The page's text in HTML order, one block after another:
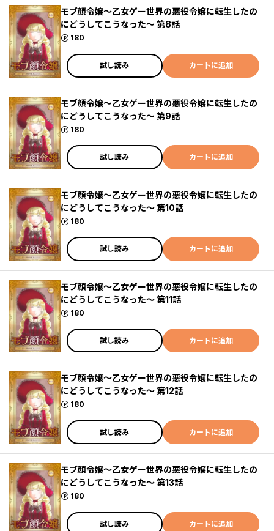
モブ顔令嬢～乙女ゲー世界の悪役令嬢に転生したの
にどうしてこうなった～ 第8話
180
ポイント
試し読み カートに追加
モブ顔令嬢～乙女ゲー世界の悪役令嬢に転生したの
にどうしてこうなった～ 第9話
180
ポイント
試し読み カートに追加
モブ顔令嬢～乙女ゲー世界の悪役令嬢に転生したの
にどうしてこうなった～ 第10話
180
ポイント
試し読み カートに追加
モブ顔令嬢～乙女ゲー世界の悪役令嬢に転生したの
にどうしてこうなった～ 第11話
180
ポイント
試し読み カートに追加
モブ顔令嬢～乙女ゲー世界の悪役令嬢に転生したの
にどうしてこうなった～ 第12話
180
ポイント
試し読み カートに追加
モブ顔令嬢～乙女ゲー世界の悪役令嬢に転生したの
にどうしてこうなった～ 第13話
180
ポイント
試し読み カートに追加